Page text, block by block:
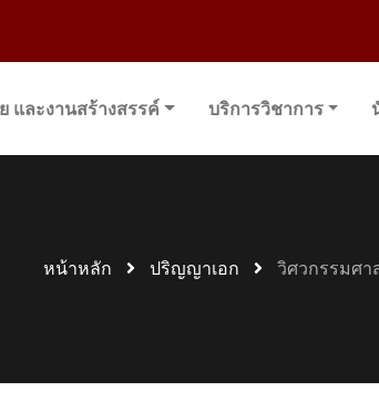
และงานสร้างสรรค์ บริการวิชาการ
หน้าหลัก ปริญญาเอก วิศวกรรมศ